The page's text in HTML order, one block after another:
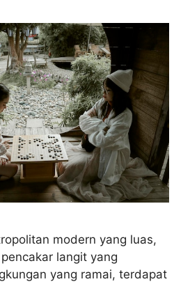
modern yang luas,
langit yang
yang ramai, terdapat